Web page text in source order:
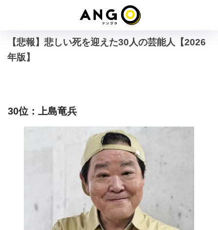
【悲報】悲しい死を迎えた30人の芸能人【2026
年版】
30位：上島竜兵